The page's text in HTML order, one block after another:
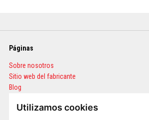
Utilizamos cookies
Páginas
Sobre nosotros
Sitio web del fabricante
Blog
Calculadora de cantidades